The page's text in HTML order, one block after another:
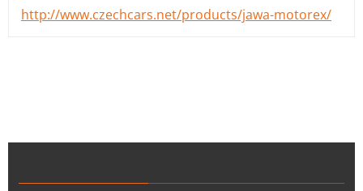
http://www.czechcars.net/products/jawa-motorex/